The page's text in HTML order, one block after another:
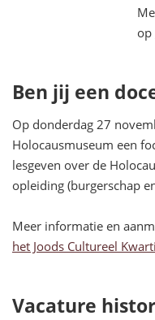
op
Ben jij een
Op donderdag 27
Holocausmuseum een
lesgeven over de
opleiding (burgerschap
Meer informatie en
het Joods Cultureel
Vacature